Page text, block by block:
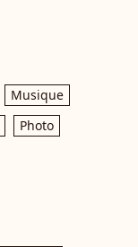
Musique
Photo